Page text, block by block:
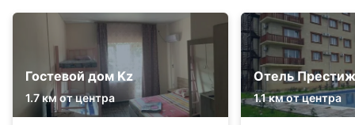
Гостевой дом Kz
1.7 км от центра
Отель
1.1 км от центра